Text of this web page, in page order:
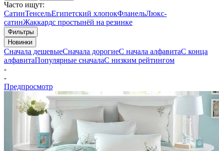
Часто ищут:
СатинТенсельЕгипетский хлопокФланельЛюкс-
сатинЖаккардс простынёй на резинке
Фильтры
Новинки
Сначала дешевыеСначала дорогиеС начала алфавитаС конца
алфавитаПопулярные сначалаС низким рейтингом
-
-
Предпросмотр